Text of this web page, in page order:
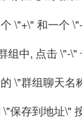
\"+\" 和一个 \"-
中, 点击 \"-\"
\"群组聊天名
保存到地址\"